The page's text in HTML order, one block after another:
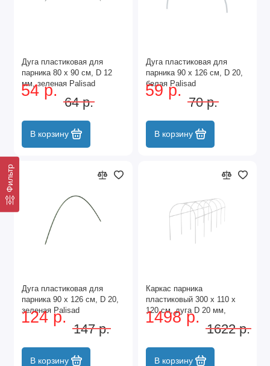
Фильтр
Дуга пластиковая для
парника 80 х 90 см, D 12
мм, зеленая Palisad
54 р.
64 р.
В корзину
Дуга пластиковая для
парника 90 х 126 см, D 20,
белая Palisad
59 р.
70 р.
В корзину
Дуга пластиковая для
парника 90 х 126 см, D 20,
зеленая Palisad
124 р.
147 р.
В корзину
Каркас парника
пластиковый 300 х 110 х
120 см, дуга D 20 мм,
белый Palisad
1498 р.
1622 р.
В корзину